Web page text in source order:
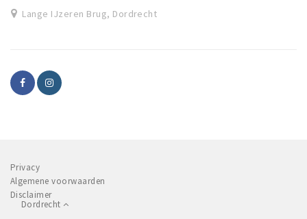
Lange IJzeren Brug, Dordrecht
Privacy
Algemene voorwaarden
Disclaimer
Dordrecht